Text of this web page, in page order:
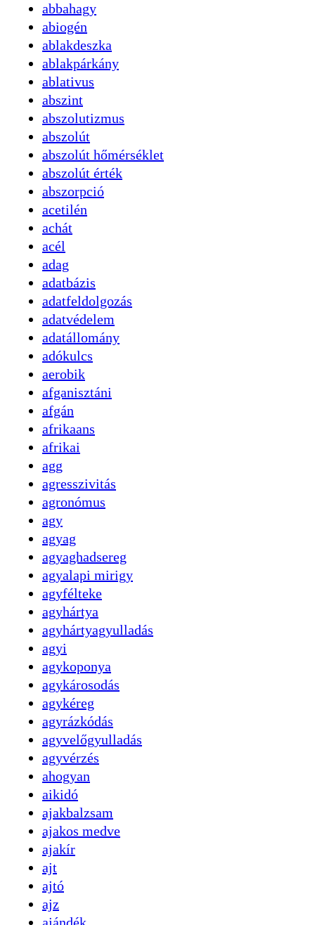
abbahagy
abiogén
ablakdeszka
ablakpárkány
ablativus
abszint
abszolutizmus
abszolút
abszolút hőmérséklet
abszolút érték
abszorpció
acetilén
achát
acél
adag
adatbázis
adatfeldolgozás
adatvédelem
adatállomány
adókulcs
aerobik
afganisztáni
afgán
afrikaans
afrikai
agg
agresszivitás
agronómus
agy
agyag
agyaghadsereg
agyalapi mirigy
agyfélteke
agyhártya
agyhártyagyulladás
agyi
agykoponya
agykárosodás
agykéreg
agyrázkódás
agyvelőgyulladás
agyvérzés
ahogyan
aikidó
ajakbalzsam
ajakos medve
ajakír
ajt
ajtó
ajz